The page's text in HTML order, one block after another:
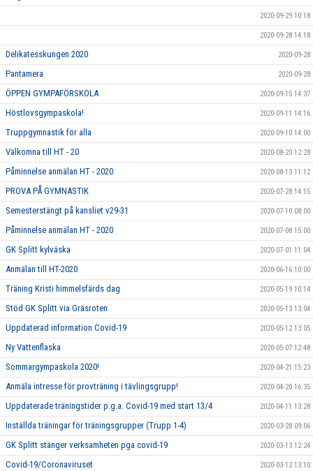
2020-09-29 10:18
2020-09-28 14:18
Delikatesskungen 2020 2020-09-28
Pantamera 2020-09-28
ÖPPEN GYMPAFÖRSKOLA 2020-09-15 14:37
Höstlovsgympaskola! 2020-09-11 14:16
Truppgymnastik för alla 2020-09-10 14:00
Välkomna till HT - 20 2020-08-20 12:28
Påminnelse anmälan HT - 2020 2020-08-13 11:12
PROVA PÅ GYMNASTIK 2020-07-28 14:15
Semesterstängt på kansliet v29-31 2020-07-10 08:00
Påminnelse anmälan HT - 2020 2020-07-08 15:00
GK Splitt kylväska 2020-07-01 11:04
Anmälan till HT-2020 2020-06-16 10:00
Träning Kristi himmelsfärds dag 2020-05-19 10:14
Stöd GK Splitt via Gräsroten 2020-05-13 13:04
Uppdaterad information Covid-19 2020-05-12 13:05
Ny Vattenflaska 2020-05-07 12:48
Sommargympaskola 2020! 2020-04-21 15:23
Anmäla intresse för provträning i tävlingsgrupp! 2020-04-20 16:35
Uppdaterade träningstider p.g.a. Covid-19 med start 13/4 2020-04-11 13:28
Inställda träningar för träningsgrupper (Trupp 1-4) 2020-03-28 09:06
GK Splitt stänger verksamheten pga covid-19 2020-03-13 12:24
Covid-19/Coronaviruset 2020-03-12 13:10